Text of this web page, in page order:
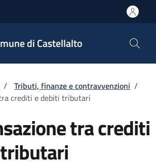
di Castellalto
pane
/ Tributi, finanze e contravvenzioni /
crediti e debiti tributari
tra crediti